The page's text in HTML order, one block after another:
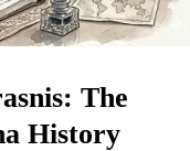
The
History